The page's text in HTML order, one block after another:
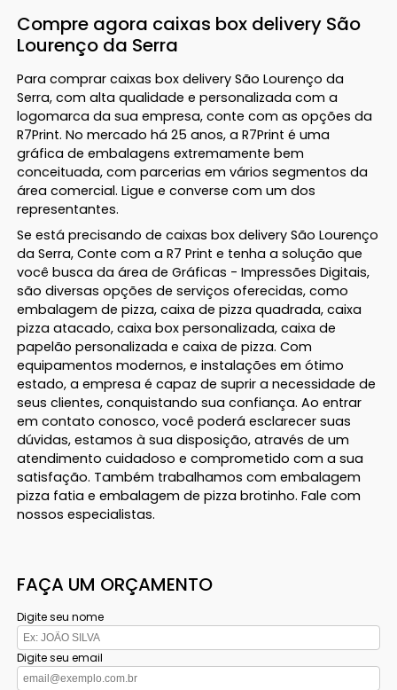
Compre agora caixas box delivery São
Lourenço da Serra
Para comprar caixas box delivery São Lourenço da
Serra, com alta qualidade e personalizada com a
logomarca da sua empresa, conte com as opções da
R7Print. No mercado há 25 anos, a R7Print é uma
gráfica de embalagens extremamente bem
conceituada, com parcerias em vários segmentos da
área comercial. Ligue e converse com um dos
representantes.
Se está precisando de caixas box delivery São Lourenço
da Serra, Conte com a R7 Print e tenha a solução que
você busca da área de Gráficas - Impressões Digitais,
são diversas opções de serviços oferecidas, como
embalagem de pizza, caixa de pizza quadrada, caixa
pizza atacado, caixa box personalizada, caixa de
papelão personalizada e caixa de pizza. Com
equipamentos modernos, e instalações em ótimo
estado, a empresa é capaz de suprir a necessidade de
seus clientes, conquistando sua confiança. Ao entrar
em contato conosco, você poderá esclarecer suas
dúvidas, estamos à sua disposição, através de um
atendimento cuidadoso e comprometido com a sua
satisfação. Também trabalhamos com embalagem
pizza fatia e embalagem de pizza brotinho. Fale com
nossos especialistas.
FAÇA UM ORÇAMENTO
Digite seu nome
Digite seu email